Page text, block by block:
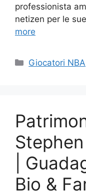
professionista
netizen per le
more
Categories
Giocatori NBA
|
Bio &